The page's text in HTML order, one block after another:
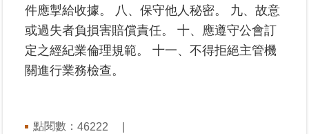
上
查
詢
網
件應掣給收據。 八、保守他人秘密。 九、故意
或過失者負損害賠償責任。 十、應遵守公會訂
定之經紀業倫理規範。 十一、不得拒絕主管機
關進行業務檢查。
點閱數： 46222